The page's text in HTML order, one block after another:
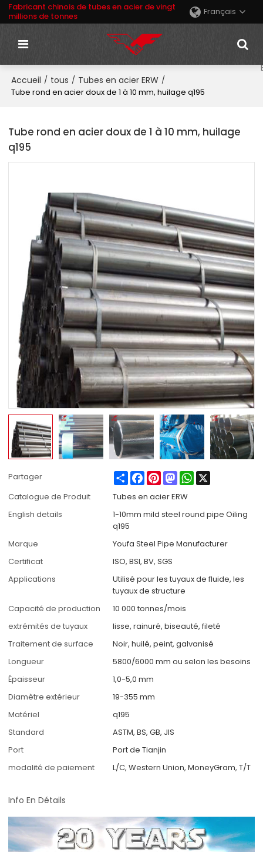
Fabricant chinois de tubes en acier de vingt
millions de tonnes
Français
Accueil / tous / Tubes en acier ERW /
Tube rond en acier doux de 1 à 10 mm, huilage q195
Tube rond en acier doux de 1 à 10 mm, huilage
q195
Partager ShareFacebook
PinterestMastodonWhatsApp
Catalogue de Produit
Tubes en acier ERW
English details
1-10mm mild steel round pipe Oiling
q195
Marque
Youfa Steel Pipe Manufacturer
Certificat
ISO, BSI, BV, SGS
Applications
Utilisé pour les tuyaux de fluide, les
tuyaux de structure
Capacité de production
10 000 tonnes/mois
extrémités de tuyaux
lisse, rainuré, biseauté, fileté
Traitement de surface
Noir, huilé, peint, galvanisé
Longueur
5800/6000 mm ou selon les besoins
Épaisseur
1,0-5,0 mm
Diamètre extérieur
19-355 mm
Matériel
q195
Standard
ASTM, BS, GB, JIS
Port
Port de Tianjin
modalité de paiement
L/C, Western Union, MoneyGram, T/T
Info En Détails